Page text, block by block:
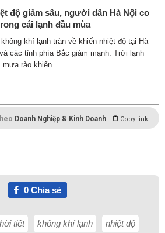
độ giảm sâu, người dân Hà Nội co
cái lạnh đầu mùa
khí lạnh tràn về khiến nhiệt độ tại Hà
các tỉnh phía Bắc giảm mạnh. Trời lạnh
mưa rào khiến ...
Doanh Nghiệp & Kinh Doanh Copy link
0Chia sẻ
tiết không khí lạnh nhiệt độ